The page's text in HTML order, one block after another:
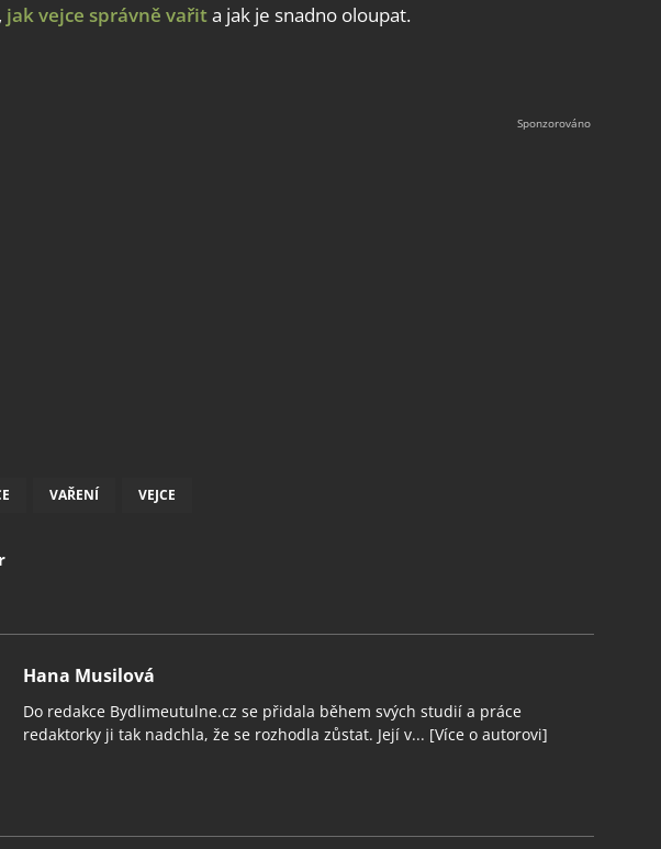
jak vejce správně vařita jak je snadno oloupat.
VAŘENÍ VEJCE
Hana Musilová
Do redakce Bydlimeutulne.cz se přidala během svých studií a práce
redaktorky ji tak nadchla, že se rozhodla zůstat. Její v... [Více o autorovi]